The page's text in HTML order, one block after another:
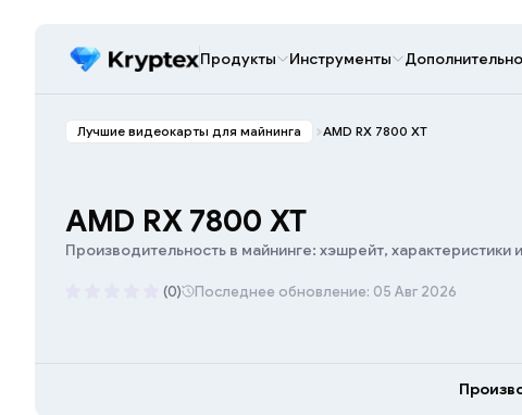
Продукты Инструменты Дополнительно
Лучшие видеокарты для майнинга AMD RX 7800 XT
AMD RX 7800 XT
Производительность в майнинге: хэшрейт,
(0) Последнее обновление: 05 Авг 2026